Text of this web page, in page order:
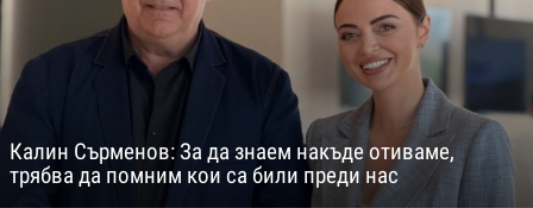
Калин Сърменов: За да знаем накъде отиваме,
трябва да помним кои са били преди нас